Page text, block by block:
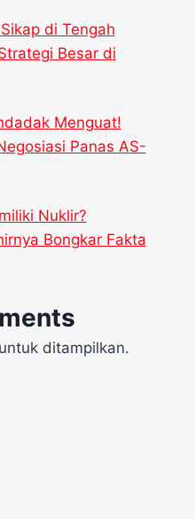
di Tengah
Besar di
Menguat!
Panas AS-
Nuklir?
Bongkar Fakta
ditampilkan.